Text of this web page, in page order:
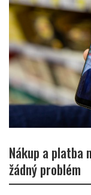
Nákup a platba
žádný problém